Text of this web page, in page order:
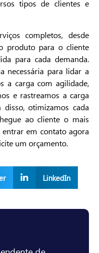
tipos de clientes e
completos, desde
produto para o cliente
para cada demanda.
necessária para lidar a
a carga com agilidade,
e rastreamos a carga
otimizamos cada
ao cliente o mais
entrar em contato agora
um orçamento.
LinkedIn